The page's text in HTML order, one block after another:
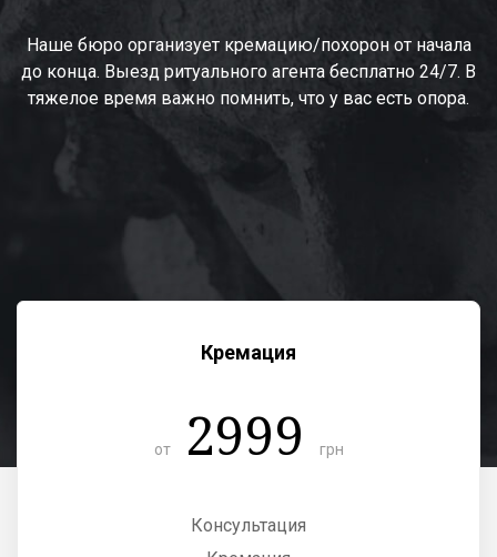
Наше бюро организует кремацию/похорон от начала
до конца. Выезд ритуального агента бесплатно 24/7. В
тяжелое время важно помнить, что у вас есть опора.
Кремация
от 2999 грн
Консультация